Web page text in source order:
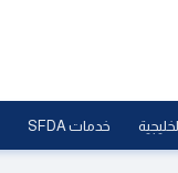
خدمات SFDA